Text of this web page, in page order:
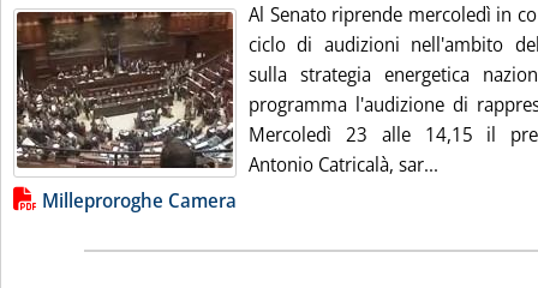
Al Senato riprende mercoledì in
ciclo di audizioni nell'ambito
sulla strategia energetica
programma l'audizione di
Mercoledì 23 alle 14,15 il
Antonio Catricalà, sar...
Lista allegati PDF alla notizia
Milleproroghe Camera